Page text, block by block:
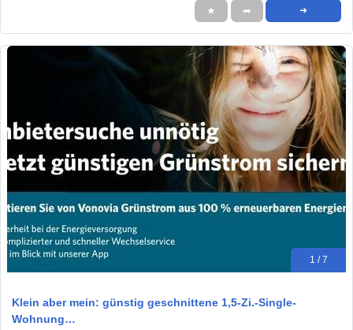
★ ➦ ➜
1 / 7
Klein aber mein: günstig geschnittene 1,5-Zi.-Single-
Wohnung…